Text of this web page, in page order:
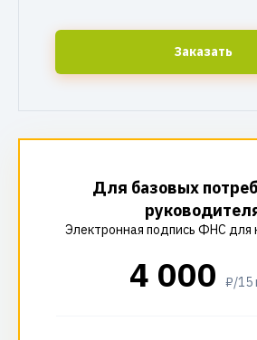
Заказать
Для базовых
Электронная подпись ФНС для
4 000 ₽/15